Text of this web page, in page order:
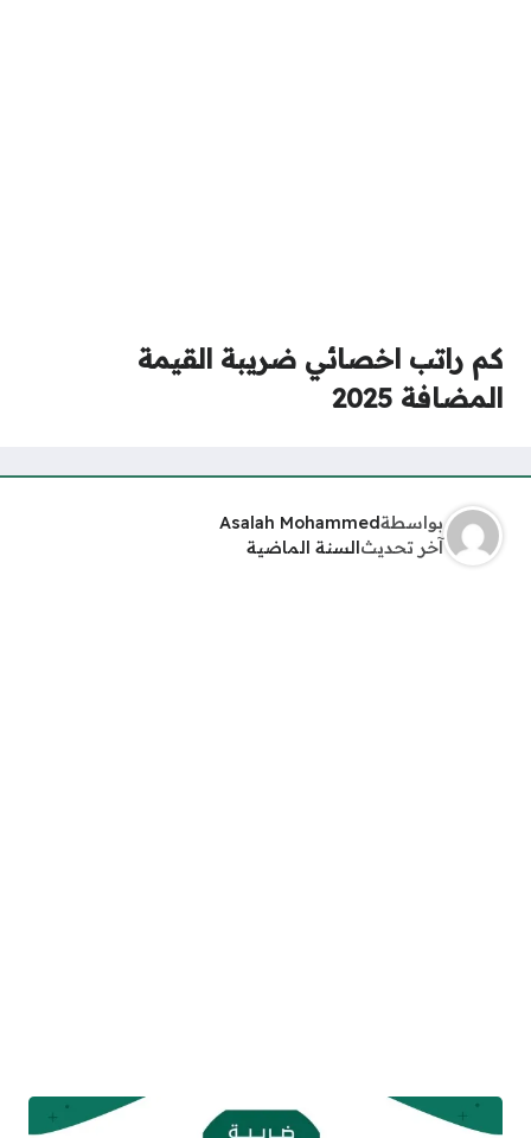
كم راتب اخصائي ضريبة القيمة
المضافة 2025
بواسطةAsalah Mohammed
آخر تحديثالسنة الماضية